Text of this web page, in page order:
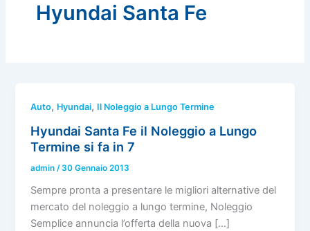
Hyundai Santa Fe
Auto, Hyundai, Il Noleggio a Lungo Termine
Hyundai Santa Fe il Noleggio a Lungo
Termine si fa in 7
admin /30 Gennaio 2013
Sempre pronta a presentare le migliori alternative del
mercato del noleggio a lungo termine, Noleggio
Semplice annuncia l’offerta della nuova […]